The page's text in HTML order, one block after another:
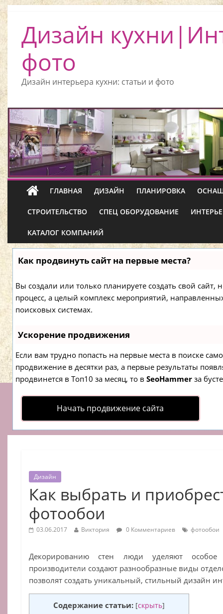
Дизайн
фото
Дизайн интерьера кухни: статьи и фото
ГЛАВНАЯ ДИЗАЙН ПЛАНИРОВКА
СТРОИТЕЛЬСТВО СПЕЦ ОБОРУДОВАНИЕ
КАТАЛОГ КОМПАНИЙ
Как продвинуть сайт на первые места?
Вы создали или только планируете создать свой сайт,
процесс, а целый комплекс мероприятий,
поисковых системах.
Ускорение продвижения
Если вам трудно попасть на первые места в поиске
продвижение в десятки раз, а первые результаты
продвинется в Топ10 за месяц, то в SeoHammerза
Начать продвижение сайта
Дизайн
Как выбрать и
фотообои
03.06.2017 Виктория 0 Комментариев фотообои
Декорированию стен люди уделяют особое
производители создают разнообразные виды
позволят создать уникальный, стильный дизайн
Содержание статьи: [скрыть]